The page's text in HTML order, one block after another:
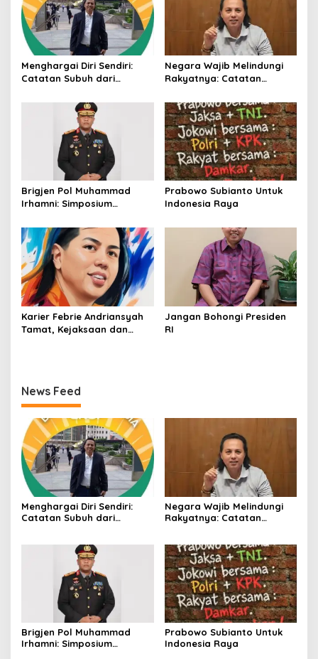
Menghargai Diri Sendiri:
Catatan Subuh dari
Jawa
Negara Wajib Melindungi
Rakyatnya: Catatan
Penambang Belerang
Kawah Ijen
Brigjen Pol Muhammad
Irhamni: Simposium
Kejahatan SDA-LH 2026–
2030 Beri Banyak Masukan
Bagi APH
Prabowo Subianto Untuk
Indonesia Raya
Karier Febrie Andriansyah
Tamat, Kejaksaan dan
Jangan Bohongi Presiden
RI
News Feed
Menghargai Diri Sendiri:
Catatan Subuh dari
Negara Wajib Melindungi
Rakyatnya: Catatan
Kawah Ijen
Brigjen Pol Muhammad
Irhamni: Simposium
Prabowo Subianto Untuk
Indonesia Raya